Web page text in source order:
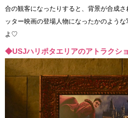
合の観客になったりすると、背景が合成
ッター映画の登場人物になったかのよう
よ♡
◆USJハリポタエリアのアトラクシ